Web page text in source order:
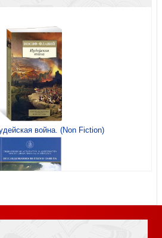
твой день. Выпуск 1.
твой день. Выпуск 3
ли землю инопланетяне?
война. (Non Fiction)